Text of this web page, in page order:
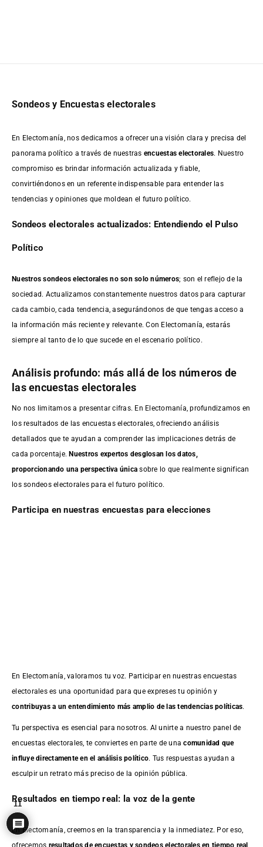
Sondeos y Encuestas electorales
En Electomanía, nos dedicamos a ofrecer una visión clara y precisa del
panorama político a través de nuestras encuestas electorales. Nuestro
compromiso es brindar información actualizada y fiable,
convirtiéndonos en un referente indispensable para entender las
tendencias y opiniones que moldean el futuro político.
Sondeos electorales actualizados: Entendiendo el Pulso
Político
Nuestros sondeos electorales no son solo números; son el reflejo de la
sociedad. Actualizamos constantemente nuestros datos para capturar
cada cambio, cada tendencia, asegurándonos de que tengas acceso a
la información más reciente y relevante. Con Electomanía, estarás
siempre al tanto de lo que sucede en el escenario político.
Análisis profundo: más allá de los números de
las encuestas electorales
No nos limitamos a presentar cifras. En Electomanía, profundizamos en
los resultados de las encuestas electorales, ofreciendo análisis
detallados que te ayudan a comprender las implicaciones detrás de
cada porcentaje.Nuestros expertos desglosan los datos,
proporcionando una perspectiva única sobre lo que realmente significan
los sondeos electorales para el futuro político.
Participa en nuestras encuestas para elecciones
En Electomanía, valoramos tu voz. Participar en nuestras encuestas
electorales es una oportunidad para que expreses tu opinión y
contribuyas a un entendimiento más amplio de las tendencias políticas.
Tu perspectiva es esencial para nosotros. Al unirte a nuestro panel de
encuestas electorales, te conviertes en parte de unacomunidad que
influye directamente en el análisis político. Tus respuestas ayudan a
esculpir un retrato más preciso de la opinión pública.
Resultados en tiempo real: la voz de la gente
En Electomanía, creemos en la transparencia y la inmediatez. Por eso,
ofrecemos resultados deencuestas y sondeos electorales en tiempo real
11